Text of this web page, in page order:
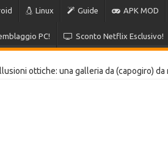
Linux Guide APK MOD
PC! Sconto Netflix Esclusivo!
ottiche: una galleria da (capogiro) da